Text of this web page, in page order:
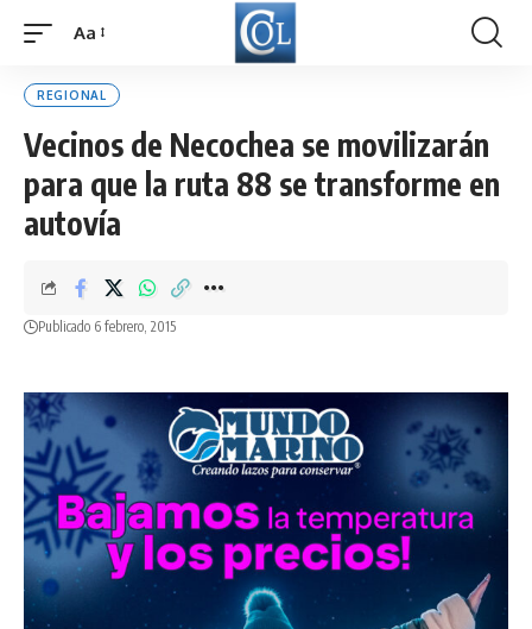
Font
Aa
REGIONAL
Vecinos de Necochea se movilizarán
para que la ruta 88 se transforme en
autovía
Publicado 6 febrero, 2015